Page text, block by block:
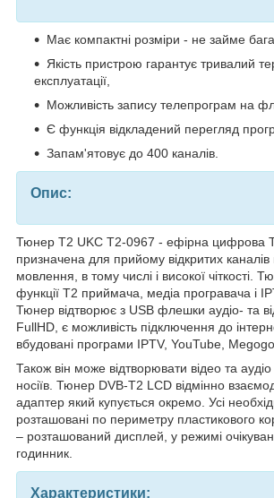
Має компактні розміри - не займе
Якість пристрою гарантує тривалий
експлуатації,
Можливість запису телепрограм на
Є функція відкладений перегляд
Запам'ятовує до 400 каналів.
Опис:
Тюнер T2 UKC T2-0967 - ефірна цифрова
призначена для прийому відкритих
мовлення, в тому числі і високої чіткості.
функції Т2 приймача, медіа програвача і
Тюнер відтворює з USB флешки аудіо- та
FullHD, є можливість підключення до
вбудовані програми IPTV, YouTube, Megogo.
Також він може відтворювати відео та
носіїв. Тюнер DVB-T2 LCD відмінно
адаптер який купується окремо. Усі
розташовані по периметру пластикового
– розташований дисплей, у режимі
годинник.
Характеристики: